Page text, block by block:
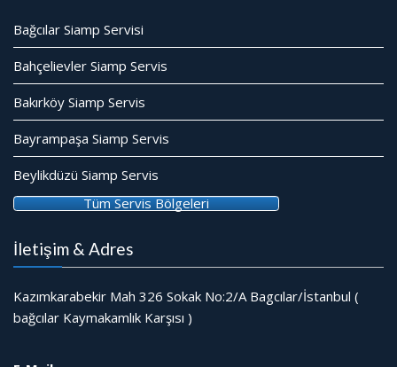
Bağcılar Siamp Servisi
Bahçelievler Siamp Servis
Bakırköy Siamp Servis
Bayrampaşa Siamp Servis
Beylikdüzü Siamp Servis
Tüm Servis Bölgeleri
İletişim & Adres
Kazımkarabekir Mah 326 Sokak No:2/A Bagcılar/İstanbul (
bağcılar Kaymakamlık Karşısı )